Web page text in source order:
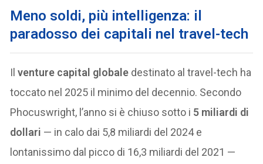
Meno soldi, più intelligenza: il
paradosso dei capitali nel travel-tech
Ilventure capital globale destinato al travel-tech ha
toccato nel 2025 il minimo del decennio. Secondo
Phocuswright, l’anno si è chiuso sotto i 5 miliardi di
dollari — in calo dai 5,8 miliardi del 2024 e
lontanissimo dal picco di 16,3 miliardi del 2021 —